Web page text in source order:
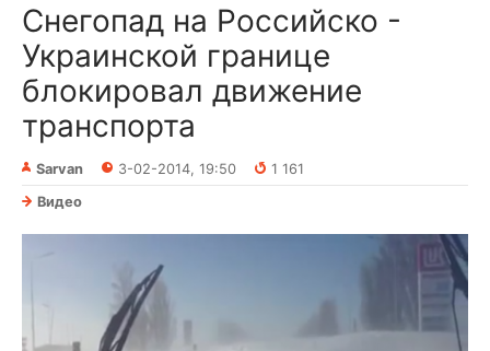
Снегопад на Российско -
Украинской границе
блокировал движение
транспорта
Sarvan 3-02-2014, 19:50
1 161
Видео